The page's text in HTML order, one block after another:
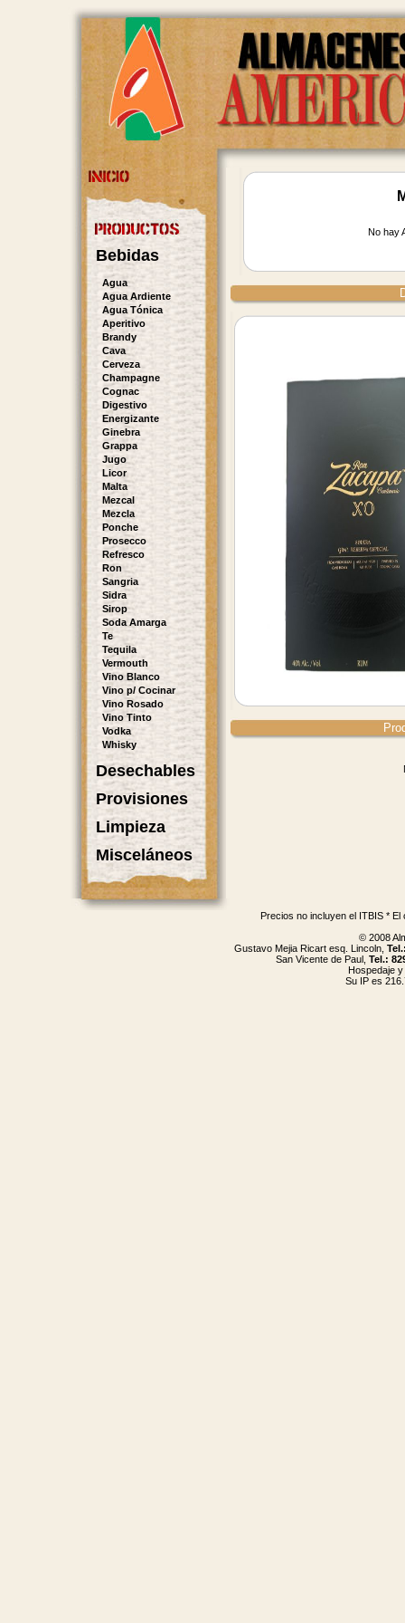
Bebidas
Agua
Agua Ardiente
Agua Tónica
Aperitivo
Brandy
Cava
Cerveza
Champagne
Cognac
Digestivo
Energizante
Ginebra
Grappa
Jugo
Licor
Malta
Mezcal
Mezcla
Ponche
Prosecco
Refresco
Ron
Sangria
Sidra
Sirop
Soda Amarga
Te
Tequila
Vermouth
Vino Blanco
Vino p/ Cocinar
Vino Rosado
Vino Tinto
Vodka
Whisky
Desechables
Provisiones
Limpieza
Misceláneos
No hay
Precios no incluyen el ITBIS *
© 2008
Gustavo Mejia Ricart esq. Lincoln,
San Vicente de Paul, Tel.:
Hospedaje
Su IP es